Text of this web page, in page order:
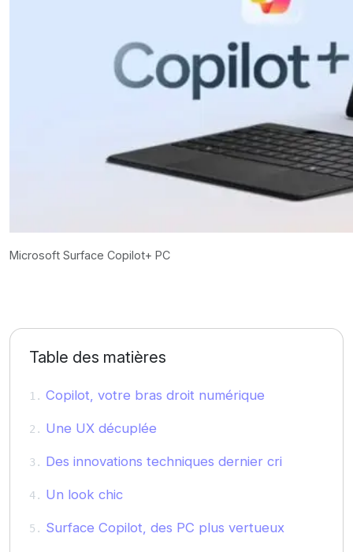
Microsoft Surface Copilot+ PC
Table des matières
Copilot, votre bras droit numérique
Une UX décuplée
Des innovations techniques dernier cri
Un look chic
Surface Copilot, des PC plus vertueux